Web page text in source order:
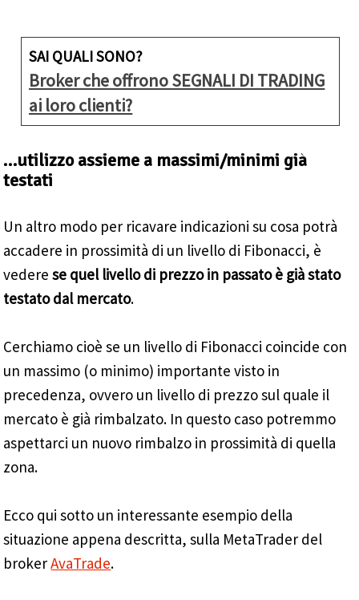
SAI QUALI SONO?
Broker che offrono SEGNALI DI TRADING
ai loro clienti?
…utilizzo assieme a massimi/minimi già
testati
Un altro modo per ricavare indicazioni su cosa potrà
accadere in prossimità di un livello di Fibonacci, è
vederese quel livello di prezzo in passato è già stato
testato dal mercato.
Cerchiamo cioè se un livello di Fibonacci coincide con
un massimo (o minimo) importante visto in
precedenza, ovvero un livello di prezzo sul quale il
mercato è già rimbalzato. In questo caso potremmo
aspettarci un nuovo rimbalzo in prossimità di quella
zona.
Ecco qui sotto un interessante esempio della
situazione appena descritta, sulla MetaTrader del
brokerAvaTrade.